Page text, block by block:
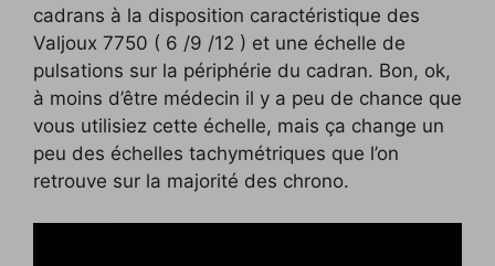
cadrans à la disposition caractéristique des
Valjoux 7750 ( 6 /9 /12 ) et une échelle de
pulsations sur la périphérie du cadran. Bon, ok,
à moins d’être médecin il y a peu de chance que
vous utilisiez cette échelle, mais ça change un
peu des échelles tachymétriques que l’on
retrouve sur la majorité des chrono.